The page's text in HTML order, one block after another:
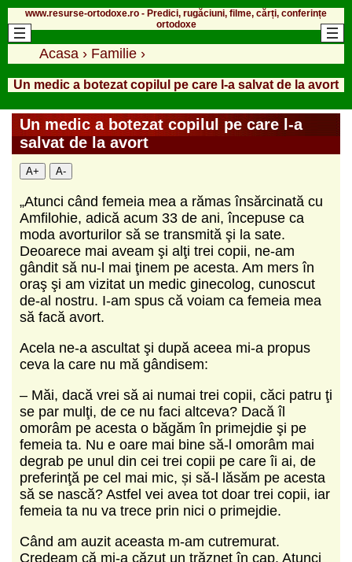
www.resurse-ortodoxe.ro - Predici, rugăciuni, filme, cărți, conferințe
ortodoxe
Acasa › Familie ›
Un medic a botezat copilul pe care l-a salvat de la avort
Un medic a botezat copilul pe care l-a
salvat de la avort
A+ A-
„Atunci când femeia mea a rămas însărcinată cu
Amfilohie, adică acum 33 de ani, începuse ca
moda avorturilor să se transmită şi la sate.
Deoarece mai aveam şi alţi trei copii, ne-am
gândit să nu-l mai ţinem pe acesta. Am mers în
oraş şi am vizitat un medic ginecolog, cunoscut
de-al nostru. I-am spus că voiam ca femeia mea
să facă avort.
Acela ne-a ascultat şi după aceea mi-a propus
ceva la care nu mă gândisem:
‒ Măi, dacă vrei să ai numai trei copii, căci patru ţi
se par mulţi, de ce nu faci altceva? Dacă îl
omorâm pe acesta o băgăm în primejdie şi pe
femeia ta. Nu e oare mai bine să-l omorâm mai
degrab pe unul din cei trei copii pe care îi ai, de
preferinţă pe cel mai mic, și să-l lăsăm pe acesta
să se nască? Astfel vei avea tot doar trei copii, iar
femeia ta nu va trece prin nici o primejdie.
Când am auzit aceasta m-am cutremurat.
Credeam că mi-a căzut un trăznet în cap. Atunci